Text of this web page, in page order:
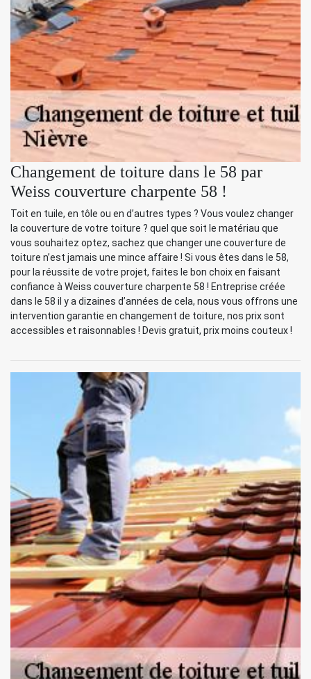
Changement de toiture dans le 58 par
Weiss couverture charpente 58 !
Toit en tuile, en tôle ou en d’autres types ? Vous voulez changer
la couverture de votre toiture ? quel que soit le matériau que
vous souhaitez optez, sachez que changer une couverture de
toiture n’est jamais une mince affaire ! Si vous êtes dans le 58,
pour la réussite de votre projet, faites le bon choix en faisant
confiance à Weiss couverture charpente 58 ! Entreprise créée
dans le 58 il y a dizaines d’années de cela, nous vous offrons une
intervention garantie en changement de toiture, nos prix sont
accessibles et raisonnables ! Devis gratuit, prix moins couteux !